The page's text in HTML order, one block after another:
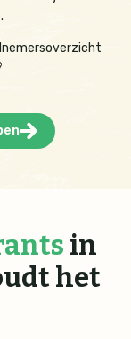
in
het